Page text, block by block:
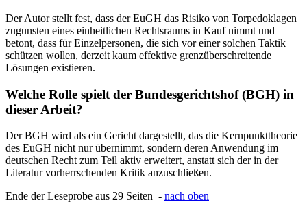
Der Autor stellt fest, dass der EuGH das Risiko von Torpedoklagen
zugunsten eines einheitlichen Rechtsraums in Kauf nimmt und
betont, dass für Einzelpersonen, die sich vor einer solchen Taktik
schützen wollen, derzeit kaum effektive grenzüberschreitende
Lösungen existieren.
Welche Rolle spielt der Bundesgerichtshof (BGH) in
dieser Arbeit?
Der BGH wird als ein Gericht dargestellt, das die Kernpunkttheorie
des EuGH nicht nur übernimmt, sondern deren Anwendung im
deutschen Recht zum Teil aktiv erweitert, anstatt sich der in der
Literatur vorherrschenden Kritik anzuschließen.
Ende der Leseprobe aus 29 Seiten - nach oben